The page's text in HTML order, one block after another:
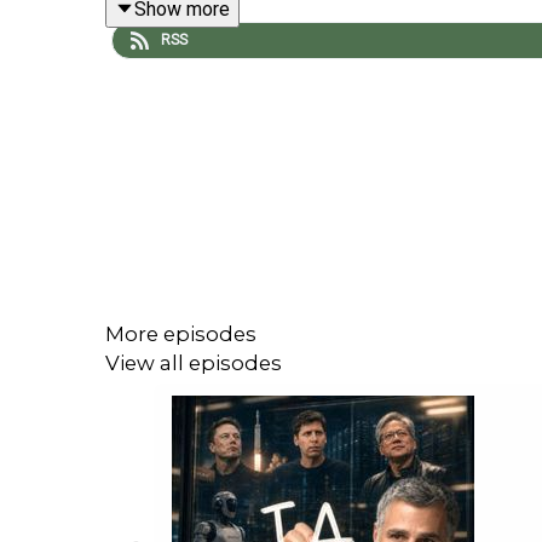
AvecEsther Crauser-Delbourg, économiste de
Épisode enregistré le 11/03/2026
Show more
RSS
More episodes
View all episodes